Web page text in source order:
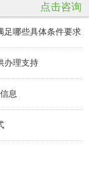
点击咨询
足哪些具体条件要求
办理支持
息